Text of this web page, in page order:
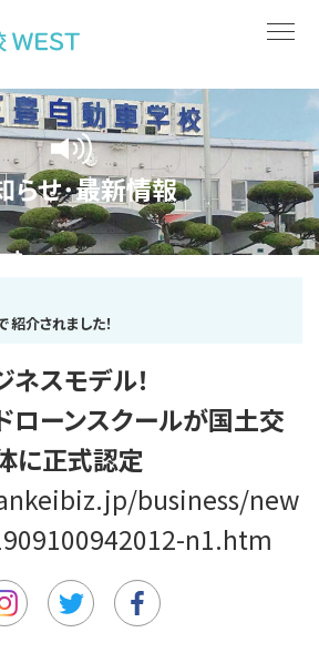
らせ･最新情報
介されました！
スモデル！
ローンスクールが国土交
に正式認定
business/new
n1.htm